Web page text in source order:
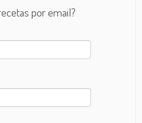
por email?